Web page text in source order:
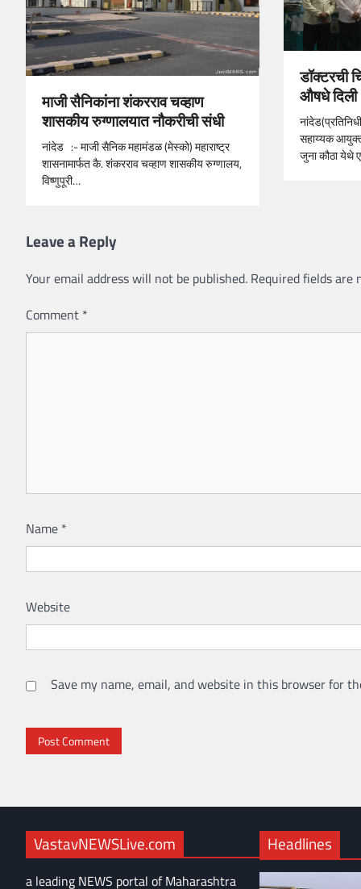
माजी सैनिकांना शंकरराव चव्हाण
शासकीय रुग्णालयात नौकरीची संधी
नांदेड :- माजी सैनिक महामंडळ (मेस्को) महाराष्ट्र
शासनामार्फत कै. शंकरराव चव्हाण शासकीय रुग्णालय,
विष्णुपूरी…
डॉक्टरची
औषधे दिली
सहाय्यक
जुना कौठा येथे
Leave a Reply
Your email address will not be published. Required fields are
Comment *
Name *
Website
Save my name, email, and website in this browser for
VastavNEWSLive.com
a leading NEWS portal of Maharashtra
Headlines